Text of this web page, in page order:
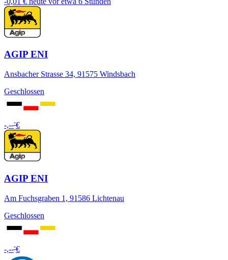
AGIP ENI
Ansbacher Strasse 34, 91575 Windsbach
Geschlossen
-,---€
AGIP ENI
Am Fuchsgraben 1, 91586 Lichtenau
Geschlossen
-,---€